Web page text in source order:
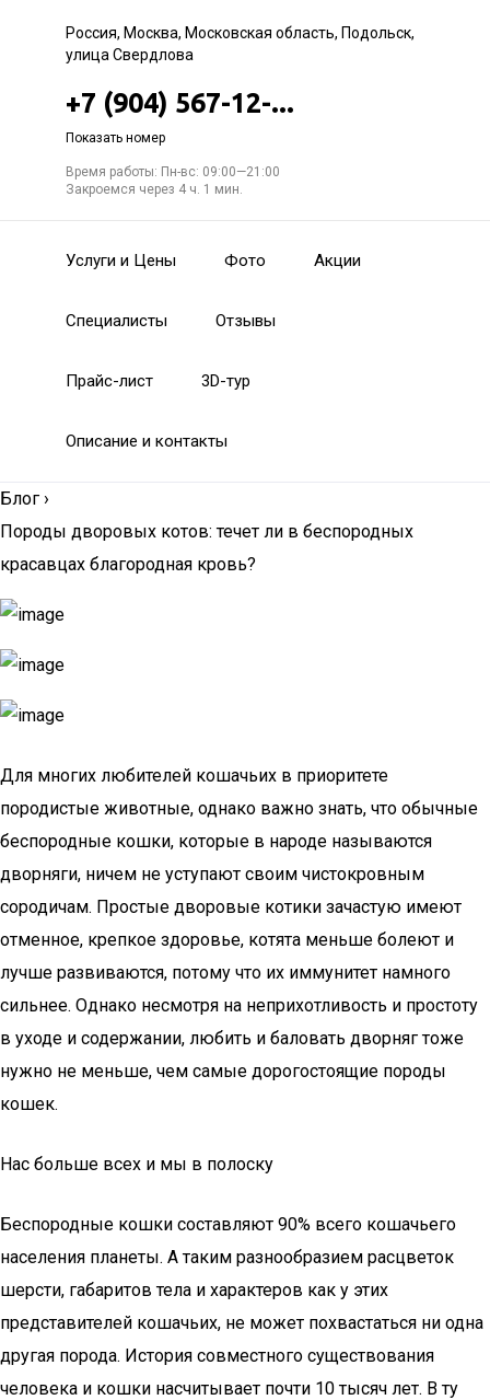
Россия, Москва, Московская область, Подольск,
улица Свердлова
+7 (904) 567-12-...
Показать номер
Время работы: Пн-вс: 09:00—21:00
Закроемся через 4 ч. 1 мин.
Услуги и Цены Фото Акции
Специалисты Отзывы
Прайс-лист 3D-тур
Описание и контакты
Блог ›
Породы дворовых котов: течет ли в беспородных
красавцах благородная кровь?
Для многих любителей кошачьих в приоритете
породистые животные, однако важно знать, что обычные
беспородные кошки, которые в народе называются
дворняги, ничем не уступают своим чистокровным
сородичам. Простые дворовые котики зачастую имеют
отменное, крепкое здоровье, котята меньше болеют и
лучше развиваются, потому что их иммунитет намного
сильнее. Однако несмотря на неприхотливость и простоту
в уходе и содержании, любить и баловать дворняг тоже
нужно не меньше, чем самые дорогостоящие породы
кошек.
Нас больше всех и мы в полоску
Беспородные кошки составляют 90% всего кошачьего
населения планеты. А таким разнообразием расцветок
шерсти, габаритов тела и характеров как у этих
представителей кошачьих, не может похвастаться ни одна
другая порода. История совместного существования
человека и кошки насчитывает почти 10 тысяч лет. В ту